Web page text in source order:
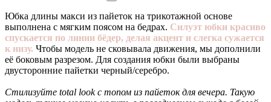
Юбка длины макси из пайеток на трикотажной основе
выполнена с мягким поясом на бедрах. Силуэт юбки красиво
спускается по линии бёдер, делая акцент и слегка сужается
к низу. Чтобы модель не сковывала движения, мы дополнили
её боковым разрезом. Для создания юбки были выбраны
двусторонние пайетки черный/серебро.
Стилизуйте total look с топом из пайеток для вечера. Такую